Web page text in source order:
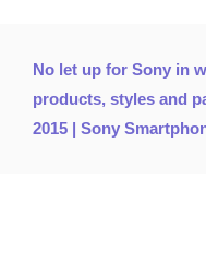
No let up for Sony in
products, styles and
2015 | Sony